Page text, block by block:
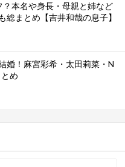
本名や身長・母親と姉など
総まとめ【吉井和哉の息子】
婚！麻宮彩希・太田莉菜・N
め